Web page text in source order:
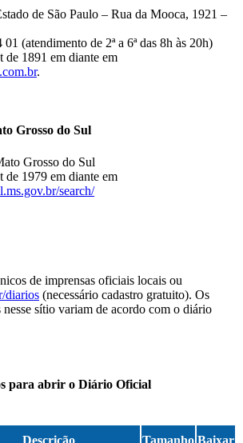
de São Paulo – Rua da Mooca, 1921 –
(atendimento de 2ª a 6ª das 8h às 20h)
1891 em diante em
.
Grosso do Sul
Grosso do Sul
1979 em diante em
search/
de imprensas oficiais locais ou
diarios (necessário cadastro gratuito). Os
sítio variam de acordo com o diário
para abrir o Diário Oficial
Descrição Tamanho Baixar